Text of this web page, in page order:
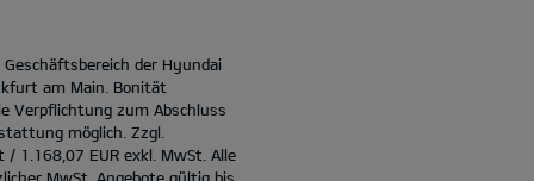
der Hyundai
am Main. Bonität
Verpflichtung zum Abschluss
möglich. Zzgl.
1.168,07 EUR exkl. MwSt. Alle